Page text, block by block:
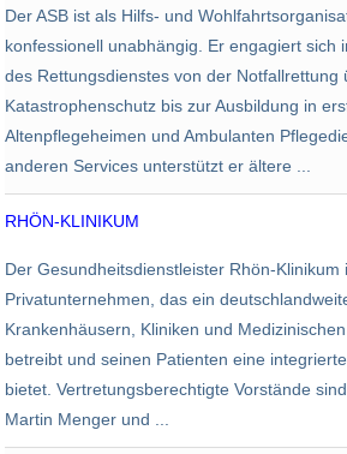
20.100
0 EUR
Der ASB ist als Hilfs- und
konfessionell unabhängig. Er engagiert sich
des Rettungsdienstes von der Notfallrettung
Katastrophenschutz bis zur Ausbildung in
Altenpflegeheimen und Ambulanten
anderen Services unterstützt er ältere ...
RHÖN-KLINIKUM
15.000
3,02
Der Gesundheitsdienstleister Rhön-
Privatunternehmen, das ein
Krankenhäusern, Kliniken und
betreibt und seinen Patienten eine
bietet. Vertretungsberechtigte Vorstände
Martin Menger und ...